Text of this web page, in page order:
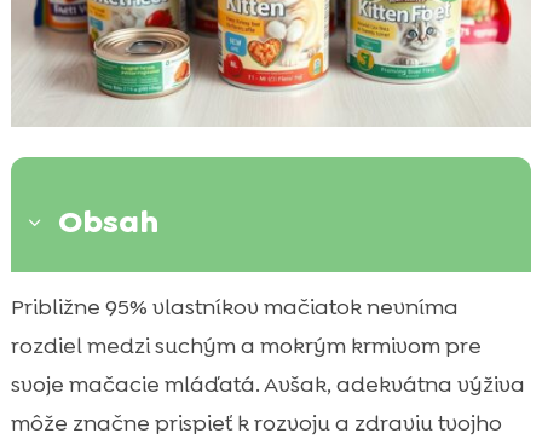
3 Obsah
 Význam správneho krmiva pre mačiatka
 Výživové potreby mačiatok
 Suché krmivo pre mačiatka
 Mokré krmivo pre mačiatka
Približne 95% vlastníkov mačiatok nevníma
rozdiel medzi suchým a mokrým krmivom pre
svoje mačacie mláďatá. Avšak, adekvátna výživa
môže značne prispieť k rozvoju a zdraviu tvojho